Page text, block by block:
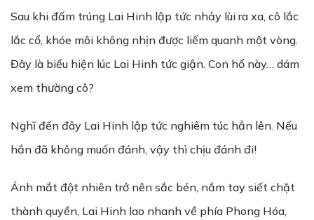
Sau khi đấm trúng Lai Hinh lập tức nhảy lùi ra xa, cô lắc
lắc cổ, khóe môi không nhịn được liếm quanh một vòng.
Đây là biểu hiện lúc Lai Hinh tức giận. Con hổ này… dám
xem thường cô?
Nghĩ đến đây Lai Hinh lập tức nghiêm túc hẳn lên. Nếu
hắn đã không muốn đánh, vậy thì chịu đánh đi!
Ánh mắt đột nhiên trở nên sắc bén, nắm tay siết chặt
thành quyền, Lai Hinh lao nhanh về phía Phong Hóa,